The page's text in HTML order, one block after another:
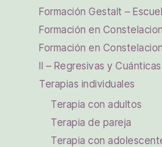
Formación Gestalt –
Formación en
Formación en
II – Regresivas y Cuánticas
Terapias individuales
Terapia con adultos
Terapia de pareja
Terapia con